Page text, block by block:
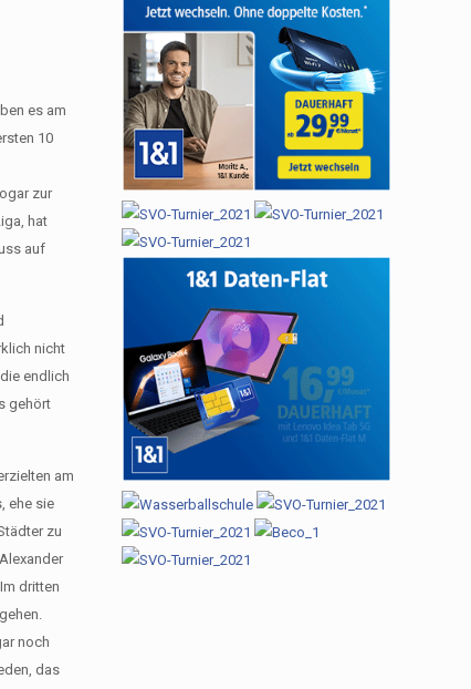
es am
10
zur
hat
auf
nicht
endlich
gehört
am
ehe sie
zu
dritten
noch
das